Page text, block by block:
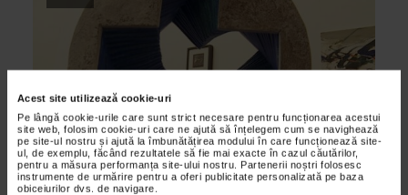
Acest site utilizează cookie-uri
Pe lângă cookie-urile care sunt strict necesare pentru funcționarea acestui
site web, folosim cookie-uri care ne ajută să înțelegem cum se navighează
pe site-ul nostru și ajută la îmbunătățirea modului în care funcționează site-
ul, de exemplu, făcând rezultatele să fie mai exacte în cazul căutărilor,
pentru a măsura performanța site-ului nostru. Partenerii noștri folosesc
instrumente de urmărire pentru a oferi publicitate personalizată pe baza
obiceiurilor dvs. de navigare.
CLIPA DE ARTA